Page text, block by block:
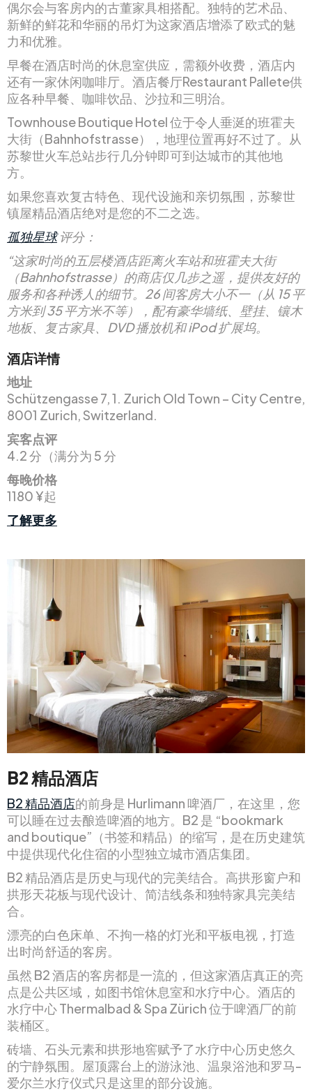
偶尔会与客房内的古董家具相搭配。独特的艺术品、
新鲜的鲜花和华丽的吊灯为这家酒店增添了欧式的魅
力和优雅。
早餐在酒店时尚的休息室供应，需额外收费，酒店内
还有一家休闲咖啡厅。酒店餐厅Restaurant Pallete供
应各种早餐、咖啡饮品、沙拉和三明治。
Townhouse Boutique Hotel 位于令人垂涎的班霍夫
大街（Bahnhofstrasse），地理位置再好不过了。从
苏黎世火车总站步行几分钟即可到达城市的其他地
方。
如果您喜欢复古特色、现代设施和亲切氛围，苏黎世
镇屋精品酒店绝对是您的不二之选。
孤独星球评分：
“这家时尚的五层楼酒店距离火车站和班霍夫大街
（Bahnhofstrasse）的商店仅几步之遥，提供友好的
服务和各种诱人的细节。26 间客房大小不一（从 15 平
方米到 35 平方米不等），配有豪华墙纸、壁挂、镶木
地板、复古家具、DVD 播放机和 iPod 扩展坞。
酒店详情
地址
Schützengasse 7, 1. Zurich Old Town – City Centre,
8001 Zurich, Switzerland.
宾客点评
4.2 分（满分为 5 分
每晚价格
1180 ¥起
了解更多
B2 精品酒店
B2 精品酒店的前身是 Hurlimann 啤酒厂，在这里，您
可以睡在过去酿造啤酒的地方。B2 是 “bookmark
and boutique”（书签和精品）的缩写，是在历史建筑
中提供现代化住宿的小型独立城市酒店集团。
B2 精品酒店是历史与现代的完美结合。高拱形窗户和
拱形天花板与现代设计、简洁线条和独特家具完美结
合。
漂亮的白色床单、不拘一格的灯光和平板电视，打造
出时尚舒适的客房。
虽然 B2 酒店的客房都是一流的，但这家酒店真正的亮
点是公共区域，如图书馆休息室和水疗中心。酒店的
水疗中心 Thermalbad & Spa Zürich 位于啤酒厂的前
装桶区。
砖墙、石头元素和拱形地窖赋予了水疗中心历史悠久
的宁静氛围。屋顶露台上的游泳池、温泉浴池和罗马-
爱尔兰水疗仪式只是这里的部分设施。